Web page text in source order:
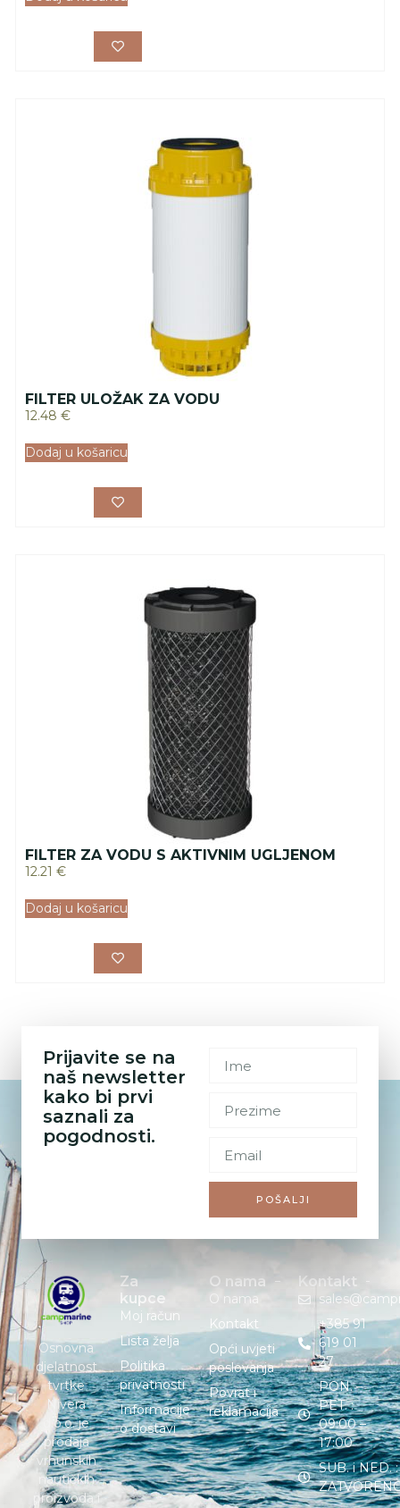
FILTER ULOŽAK ZA VODU
12.48 €
Dodaj u košaricu
FILTER ZA VODU S AKTIVNIM UGLJENOM
12.21 €
Dodaj u košaricu
Prijavite se na
naš newsletter
kako bi prvi
saznali za
pogodnosti.
POŠALJI
Osnovna
djelatnost
tvrtke
Nivera
d.o.o. je
prodaja
vrhunskih
nautičkih
proizvoda i
Za
kupce
Moj račun
Lista želja
Politika
privatnosti
Informacije
o dostavi
O nama
O nama
Kontakt
Opći uvjeti
poslovanja
Povrat i
reklamacija
Kontakt
+385 91
619 01
27
PON. –
PET. :
09:00 –
17:00
SUB. i NED. :